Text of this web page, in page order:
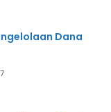
Dana